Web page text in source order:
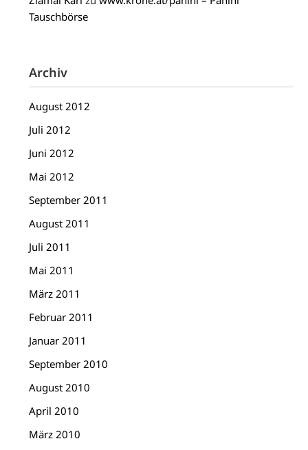
Tauschbörse
Archiv
August 2012
Juli 2012
Juni 2012
Mai 2012
September 2011
August 2011
Juli 2011
Mai 2011
März 2011
Februar 2011
Januar 2011
September 2010
August 2010
April 2010
März 2010